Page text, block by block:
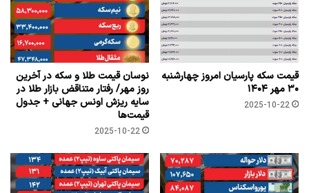
قیمت سکه پارسیان امروز چهارشنبه
۳۰ مهر ۱۴۰۴
2025-10-22
نوسان قیمت طلا و سکه در آخرین
روز مهر/ رفتار متناقض بازار طلا در
سایه ریزش اونس جهانی + جدول
قیمت‌ها
2025-10-22